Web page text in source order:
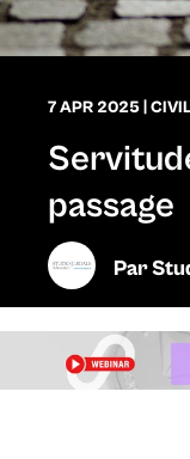
7 APR 2025
passage
Par